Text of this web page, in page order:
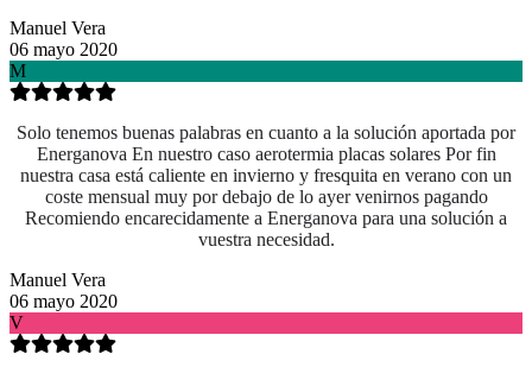
Manuel Vera
06 mayo 2020
M
Solo tenemos buenas palabras en cuanto a la solución aportada por
Energanova En nuestro caso aerotermia placas solares Por fin
nuestra casa está caliente en invierno y fresquita en verano con un
coste mensual muy por debajo de lo ayer venirnos pagando
Recomiendo encarecidamente a Energanova para una solución a
vuestra necesidad.
Manuel Vera
06 mayo 2020
V